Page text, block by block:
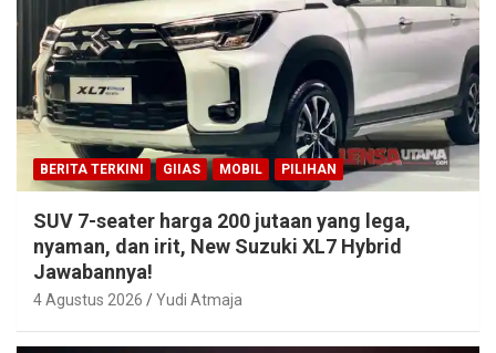
BERITA TERKINI GIIAS MOBIL PILIHAN
SUV 7-seater harga 200 jutaan yang lega,
nyaman, dan irit, New Suzuki XL7 Hybrid
Jawabannya!
4 Agustus 2026 Yudi Atmaja